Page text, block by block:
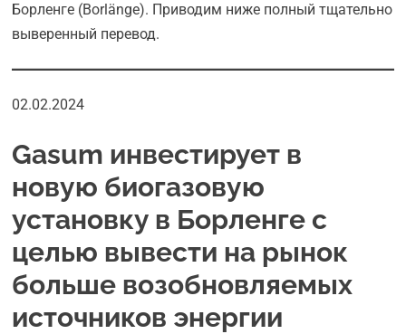
Борленге (Borlänge). Приводим ниже полный тщательно
выверенный перевод.
02.02.2024
Gasum инвестирует в
новую биогазовую
установку в Борленге с
целью вывести на рынок
больше возобновляемых
источников энергии